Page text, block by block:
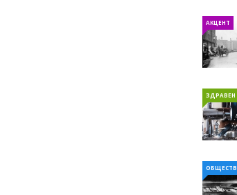
АКЦЕНТ
ЗДРАВЕН